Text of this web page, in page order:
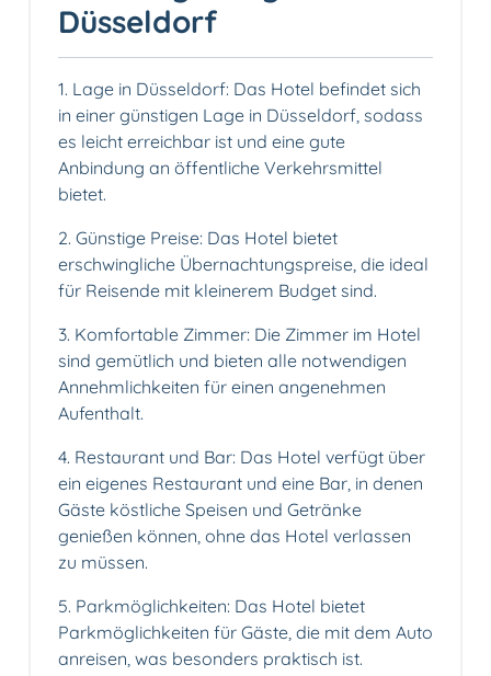
Düsseldorf
1. Lage in Düsseldorf: Das Hotel befindet sich
in einer günstigen Lage in Düsseldorf, sodass
es leicht erreichbar ist und eine gute
Anbindung an öffentliche Verkehrsmittel
bietet.
2. Günstige Preise: Das Hotel bietet
erschwingliche Übernachtungspreise, die ideal
für Reisende mit kleinerem Budget sind.
3.️ Komfortable Zimmer: Die Zimmer im Hotel
sind gemütlich und bieten alle notwendigen
Annehmlichkeiten für einen angenehmen
Aufenthalt.
4.️ Restaurant und Bar: Das Hotel verfügt über
ein eigenes Restaurant und eine Bar, in denen
Gäste köstliche Speisen und Getränke
genießen können, ohne das Hotel verlassen
zu müssen.
5. Parkmöglichkeiten: Das Hotel bietet
Parkmöglichkeiten für Gäste, die mit dem Auto
anreisen, was besonders praktisch ist.